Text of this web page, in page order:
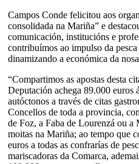
Campos Conde felicitou aos
consolidada na Mariña” e
comunicación, institucións e
contribuímos ao impulso da
dinamizando a económica da
“Compartimos as apostas desta
Deputación achega 89.000 euros
autóctonos a través de citas
Concellos de toda a provincia,
de Foz, a Faba de Lourenzá ou
moitas na Mariña; ao tempo que
euros a todas as confrarías de
mariscadoras da Comarca,